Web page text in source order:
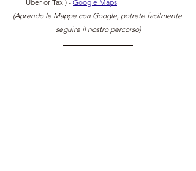
Uber or Taxi) - Google Maps
(Aprendo le Mappe con Google, potrete facilmente
seguire il nostro percorso)